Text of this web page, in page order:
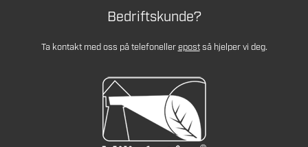
Bedriftskunde?
Ta kontakt med oss på telefonellerepostså hjelper vi deg.